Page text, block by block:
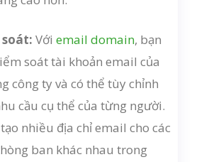
Với email domain, bạn
soát tài khoản email của
công ty và có thể tùy chỉnh
cầu cụ thể của từng người.
nhiều địa chỉ email cho các
ban khác nhau trong